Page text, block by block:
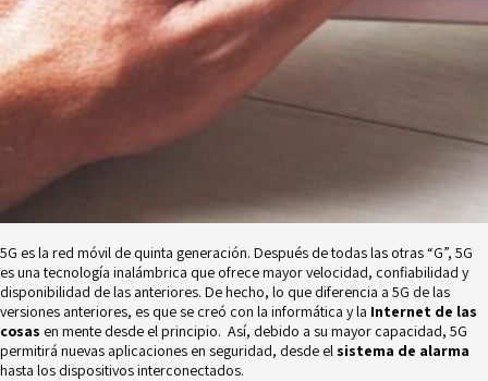
5G es la red móvil de quinta generación. Después de todas las otras “G”, 5G
es una tecnología inalámbrica que ofrece mayor velocidad, confiabilidad y
disponibilidad de las anteriores. De hecho, lo que diferencia a 5G de las
versiones anteriores, es que se creó con la informática y la Internet de las
cosas en mente desde el principio. Así, debido a su mayor capacidad, 5G
permitirá nuevas aplicaciones en seguridad, desde el sistema de alarma
hasta los dispositivos interconectados.